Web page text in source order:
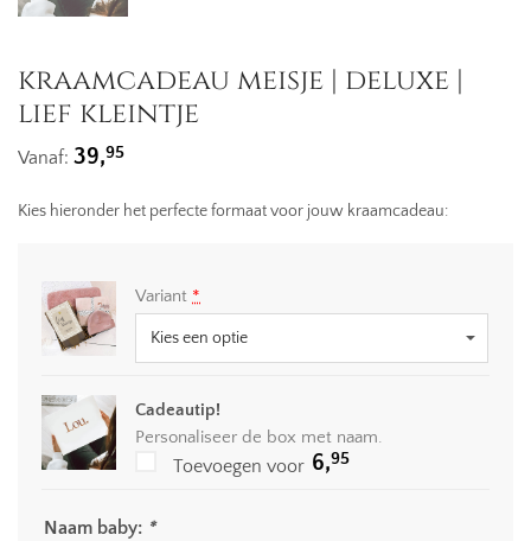
kraamcadeau meisje | deluxe |
lief kleintje
Vanaf: 39,95
Kies hieronder het perfecte formaat voor jouw kraamcadeau:
Variant *
Cadeautip!
Personaliseer de box met naam.
Toevoegen voor 6,95
Naam baby: *